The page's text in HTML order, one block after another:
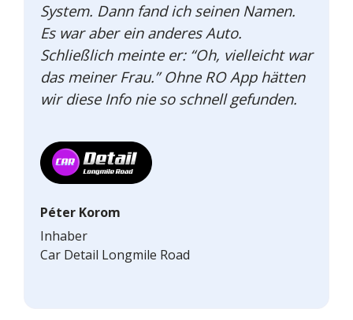
System. Dann fand ich seinen Namen.
Es war aber ein anderes Auto.
Schließlich meinte er: “Oh, vielleicht war
das meiner Frau.” Ohne RO App hätten
wir diese Info nie so schnell gefunden.
Péter Korom
Inhaber
Car Detail Longmile Road